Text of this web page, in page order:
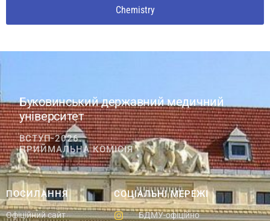
Chemistry
СОЦІАЛЬНІ МЕРЕЖІ
БДМУ-офіційно
ПОСИЛАННЯ
Офіційний сайт
Буковинський державний медичний
університет
ВСТУП-2026.
ПРИЙМАЛЬНА КОМІСІЯ